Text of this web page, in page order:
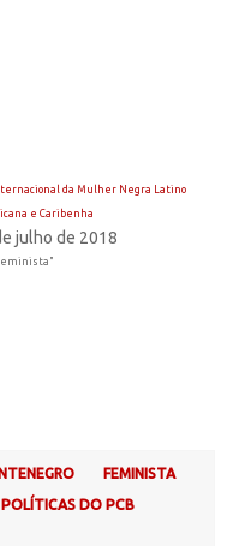
da Mulher Negra Latino
e Caribenha
julho de 2018
FEMINISTA
DO PCB